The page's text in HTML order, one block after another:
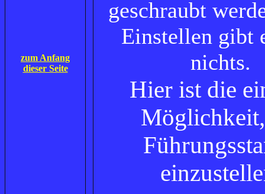
zum Anfang
dieser Seite
geschraubt
Einstellen gibt
nichts.
Hier ist die